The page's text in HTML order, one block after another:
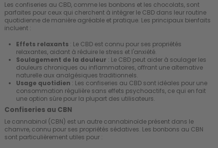
Les confiseries au CBD, comme les bonbons et les chocolats, sont
parfaites pour ceux qui cherchent à intégrer le CBD dans leur routine
quotidienne de manière agréable et pratique. Les principaux bienfaits
incluent :
Effets relaxants : Le CBD est connu pour ses propriétés
relaxantes, aidant à réduire le stress et l'anxiété.
Soulagement de la douleur : Le CBD peut aider à soulager les
douleurs chroniques ou inflammatoires, offrant une alternative
naturelle aux analgésiques traditionnels.
Usage quotidien : Les confiseries au CBD sont idéales pour une
consommation régulière sans effets psychoactifs, ce qui en fait
une option sûre pour la plupart des utilisateurs.
Confiseries au CBN
Le cannabinol (CBN) est un autre cannabinoïde présent dans le
chanvre, connu pour ses propriétés sédatives. Les bonbons au CBN
sont particulièrement utiles pour :